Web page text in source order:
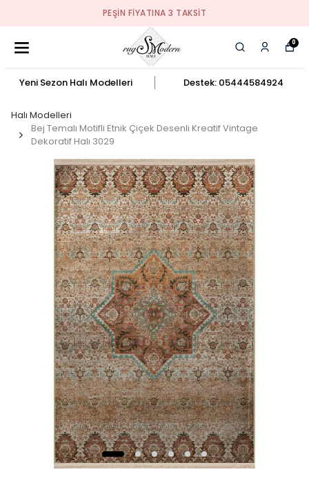
PEŞIN FIYATINA 3 TAKSIT
0
Yeni Sezon Halı Modelleri Destek: 05444584924
Halı Modelleri
Bej Temalı Motifli Etnik Çiçek Desenli Kreatif Vintage
Dekoratif Halı 3029